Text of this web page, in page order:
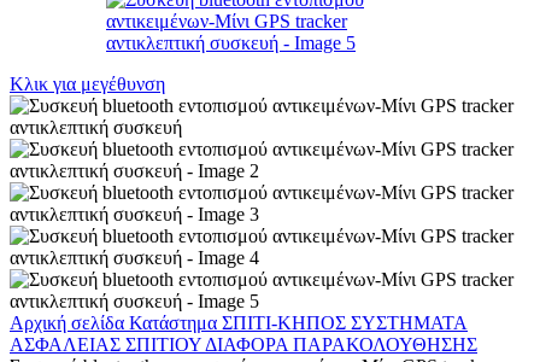
Κλικ για μεγέθυνση
Αρχική σελίδα Κατάστημα ΣΠΙΤΙ-ΚΗΠΟΣ ΣΥΣΤΗΜΑΤΑ
ΑΣΦΑΛΕΙΑΣ ΣΠΙΤΙΟΥ ΔΙΑΦΟΡΑ ΠΑΡΑΚΟΛΟΥΘΗΣΗΣ